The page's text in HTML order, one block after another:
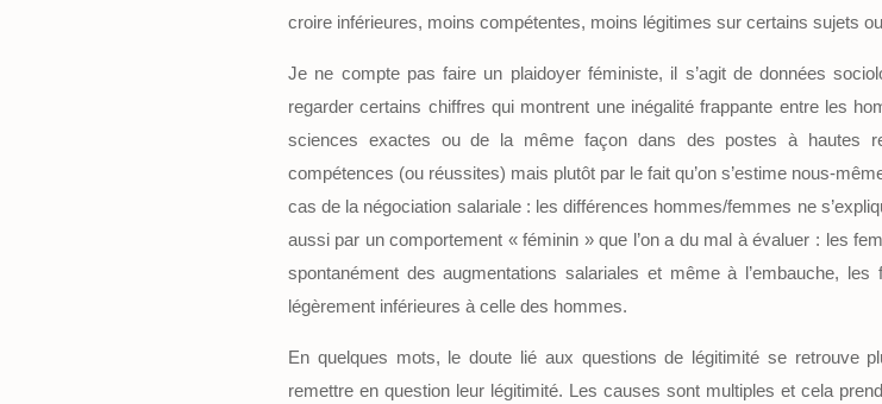
croire inférieures, moins compétentes, moins légitimes sur certains sujets
Je ne compte pas faire un plaidoyer féministe, il s’agit de données
regarder certains chiffres qui montrent une inégalité frappante entre les
sciences exactes ou de la même façon dans des postes à hautes
compétences (ou réussites) mais plutôt par le fait qu’on s’estime nous-
cas de la négociation salariale : les différences hommes/femmes ne
aussi par un comportement « féminin » que l’on a du mal à évaluer : les
spontanément des augmentations salariales et même à l’embauche,
légèrement inférieures à celle des hommes.
En quelques mots, le doute lié aux questions de légitimité se retrouve
remettre en question leur légitimité. Les causes sont multiples et cela